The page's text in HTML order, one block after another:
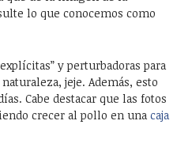
lo que conocemos como
y perturbadoras para
jeje. Además, esto
Cabe destacar que las fotos
crecer al pollo en una caja